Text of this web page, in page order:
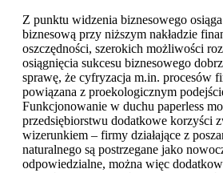
Z punktu widzenia biznesowego
biznesową przy niższym nakładzie
oszczędności, szerokich możliwości
osiągnięcia sukcesu biznesowego
sprawę, że cyfryzacja m.in. procesów
powiązana z proekologicznym
Funkcjonowanie w duchu paperless
przedsiębiorstwu dodatkowe korzyści
wizerunkiem – firmy działające z
naturalnego są postrzegane jako
odpowiedzialne, można więc